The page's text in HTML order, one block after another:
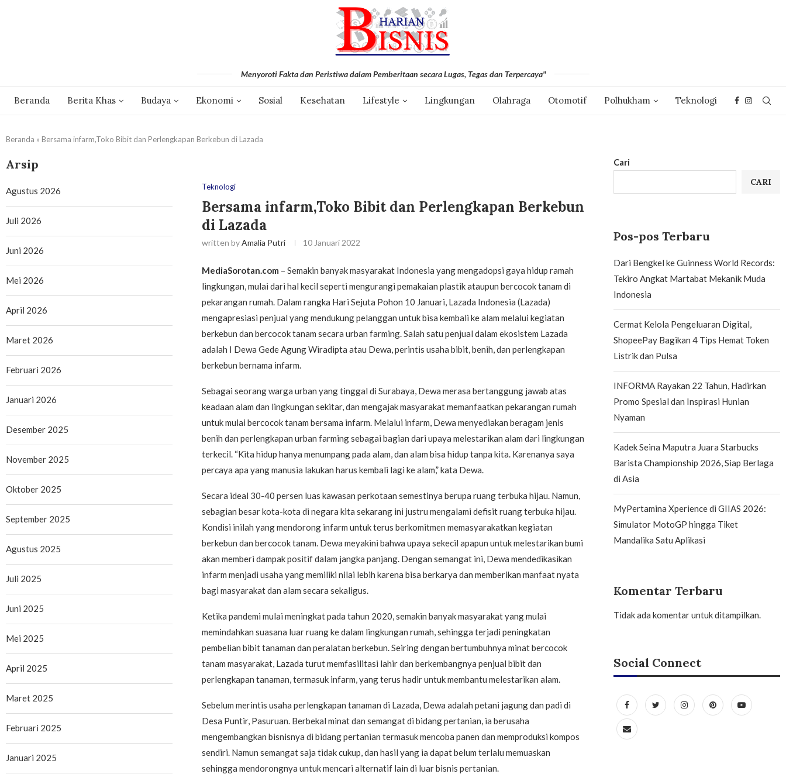
Menyoroti Fakta dan Peristiwa dalam Pemberitaan secara Lugas, Tegas dan Terpercaya"
Beranda Berita Khas Budaya Ekonomi Sosial Kesehatan Lifestyle Lingkungan Olahraga Otomotif Polhukham Teknologi
Beranda » Bersama infarm,Toko Bibit dan Perlengkapan Berkebun di Lazada
Teknologi
Bersama infarm,Toko Bibit dan Perlengkapan Berkebun
di Lazada
written byAmalia Putri 10 Januari 2022
MediaSorotan.com – Semakin banyak masyarakat Indonesia yang mengadopsi gaya hidup ramah
lingkungan, mulai dari hal kecil seperti mengurangi pemakaian plastik ataupun bercocok tanam di
pekarangan rumah. Dalam rangka Hari Sejuta Pohon 10 Januari, Lazada Indonesia (Lazada)
mengapresiasi penjual yang mendukung pelanggan untuk bisa kembali ke alam melalui kegiatan
berkebun dan bercocok tanam secara urban farming. Salah satu penjual dalam ekosistem Lazada
adalah I Dewa Gede Agung Wiradipta atau Dewa, perintis usaha bibit, benih, dan perlengkapan
berkebun bernama infarm.
Sebagai seorang warga urban yang tinggal di Surabaya, Dewa merasa bertanggung jawab atas
keadaan alam dan lingkungan sekitar, dan mengajak masyarakat memanfaatkan pekarangan rumah
untuk mulai bercocok tanam bersama infarm. Melalui infarm, Dewa menyediakan beragam jenis
benih dan perlengkapan urban farming sebagai bagian dari upaya melestarikan alam dari lingkungan
terkecil. “Kita hidup hanya menumpang pada alam, dan alam bisa hidup tanpa kita. Karenanya saya
percaya apa yang manusia lakukan harus kembali lagi ke alam,” kata Dewa.
Secara ideal 30-40 persen luas kawasan perkotaan semestinya berupa ruang terbuka hijau. Namun,
sebagian besar kota-kota di negara kita sekarang ini justru mengalami defisit ruang terbuka hijau.
Kondisi inilah yang mendorong infarm untuk terus berkomitmen memasyarakatkan kegiatan
berkebun dan bercocok tanam. Dewa meyakini bahwa upaya sekecil apapun untuk melestarikan bumi
akan memberi dampak positif dalam jangka panjang. Dengan semangat ini, Dewa mendedikasikan
infarm menjadi usaha yang memiliki nilai lebih karena bisa berkarya dan memberikan manfaat nyata
bagi masyarakat dan alam secara sekaligus.
Ketika pandemi mulai meningkat pada tahun 2020, semakin banyak masyarakat yang mulai
memindahkan suasana luar ruang ke dalam lingkungan rumah, sehingga terjadi peningkatan
pembelian bibit tanaman dan peralatan berkebun. Seiring dengan bertumbuhnya minat bercocok
tanam masyarakat, Lazada turut memfasilitasi lahir dan berkembangnya penjual bibit dan
perlengkapan tanaman, termasuk infarm, yang terus hadir untuk membantu melestarikan alam.
Sebelum merintis usaha perlengkapan tanaman di Lazada, Dewa adalah petani jagung dan padi di
Desa Puntir, Pasuruan. Berbekal minat dan semangat di bidang pertanian, ia berusaha
mengembangkan bisnisnya di bidang pertanian termasuk mencoba panen dan memproduksi kompos
sendiri. Namun semangat saja tidak cukup, dan hasil yang ia dapat belum terlalu memuaskan
sehingga mendorongnya untuk mencari alternatif lain di luar bisnis pertanian.
Cari
CARI
Pos-pos Terbaru
Dari Bengkel ke Guinness World Records:
Tekiro Angkat Martabat Mekanik Muda
Indonesia
Cermat Kelola Pengeluaran Digital,
ShopeePay Bagikan 4 Tips Hemat Token
Listrik dan Pulsa
INFORMA Rayakan 22 Tahun, Hadirkan
Promo Spesial dan Inspirasi Hunian
Nyaman
Kadek Seina Maputra Juara Starbucks
Barista Championship 2026, Siap Berlaga
di Asia
MyPertamina Xperience di GIIAS 2026:
Simulator MotoGP hingga Tiket
Mandalika Satu Aplikasi
Komentar Terbaru
Tidak ada komentar untuk ditampilkan.
Social Connect
Arsip
Agustus 2026
Juli 2026
Juni 2026
Mei 2026
April 2026
Maret 2026
Februari 2026
Januari 2026
Desember 2025
November 2025
Oktober 2025
September 2025
Agustus 2025
Juli 2025
Juni 2025
Mei 2025
April 2025
Maret 2025
Februari 2025
Januari 2025